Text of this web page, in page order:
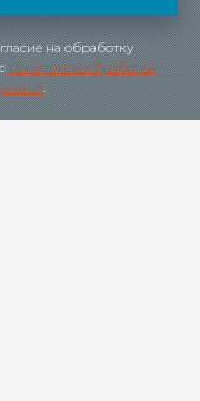
на обработку
Политикой обработки
.